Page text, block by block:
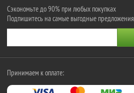
Сэкономьте до 90% при любых покупках
Подпишитесь на самые выгодные предложения
Принимаем к оплате: